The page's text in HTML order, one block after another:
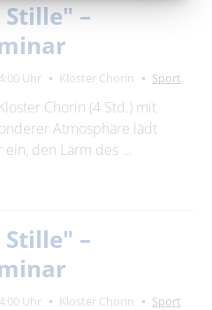
–
Uhr Kloster Chorin Sport
Chorin (4 Std.) mit
Atmosphäre lädt
den Lärm des …
–
Uhr Kloster Chorin Sport